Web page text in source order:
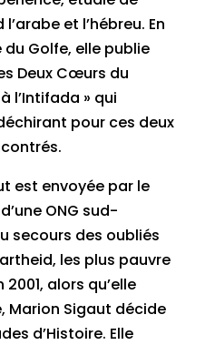
et l’hébreu. En
du Golfe, elle publie
Deux Cœurs du
l’Intifada » qui
pour ces deux
est envoyée par le
ONG sud-
secours des oubliés
les plus pauvre
alors qu’elle
Marion Sigaut décide
d’Histoire. Elle